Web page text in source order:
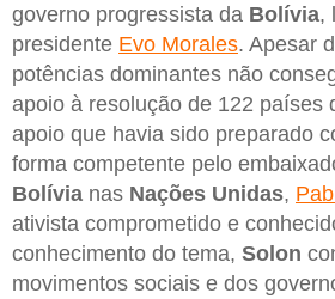
governo progressista da Bolívia,
presidente Evo Morales. Apesar
potências dominantes não
apoio à resolução de 122 países
apoio que havia sido preparado
forma competente pelo
Bolívia nas Nações Unidas,
ativista comprometido e
conhecimento do tema, Solon
movimentos sociais e dos